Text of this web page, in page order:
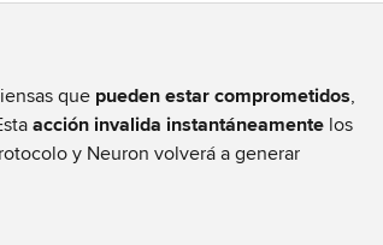
que pueden estar comprometidos,
acción invalida instantáneamente los
y Neuron volverá a generar